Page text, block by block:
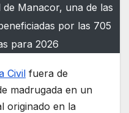
Manacor, una de las
por las 705
para 2026
Civil fuera de
madrugada en un
originado en la